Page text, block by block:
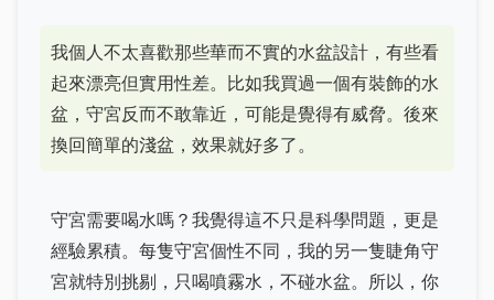
我個人不太喜歡那些華而不實的水盆設計，有些看
起來漂亮但實用性差。比如我買過一個有裝飾的水
盆，守宮反而不敢靠近，可能是覺得有威脅。後來
換回簡單的淺盆，效果就好多了。
守宮需要喝水嗎？我覺得這不只是科學問題，更是
經驗累積。每隻守宮個性不同，我的另一隻睫角守
宮就特別挑剔，只喝噴霧水，不碰水盆。所以，你